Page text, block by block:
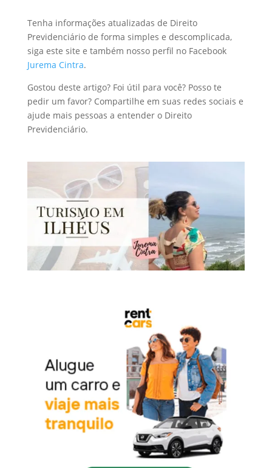
Tenha informações atualizadas de Direito
Previdenciário de forma simples e descomplicada,
siga este site e também nosso perfil no Facebook
Jurema Cintra.
Gostou deste artigo? Foi útil para você? Posso te
pedir um favor? Compartilhe em suas redes sociais e
ajude mais pessoas a entender o Direito
Previdenciário.